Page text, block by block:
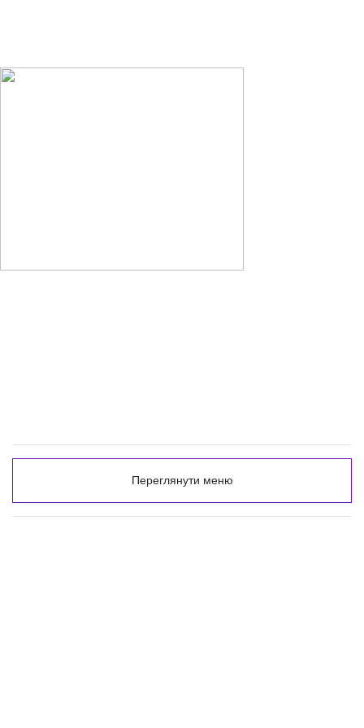
Переглянути меню